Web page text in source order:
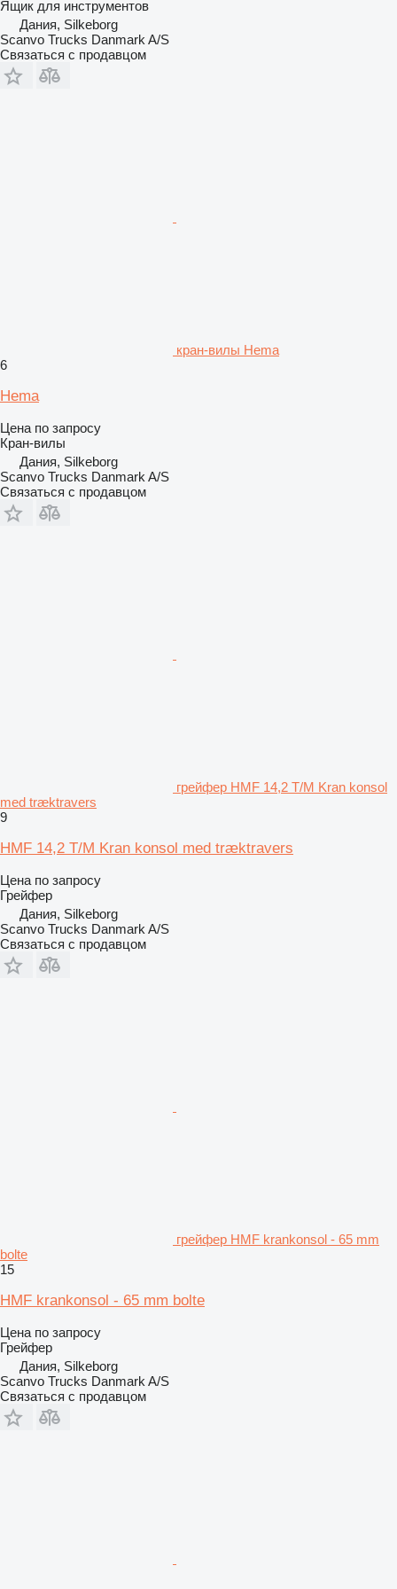
Ящик для инструментов
Дания, Silkeborg
Scanvo Trucks Danmark A/S
Связаться с продавцом
кран-вилы Hema
6
Hema
Цена по запросу
Кран-вилы
Дания, Silkeborg
Scanvo Trucks Danmark A/S
Связаться с продавцом
грейфер HMF 14,2 T/M Kran konsol
med træktravers
9
HMF 14,2 T/M Kran konsol med træktravers
Цена по запросу
Грейфер
Дания, Silkeborg
Scanvo Trucks Danmark A/S
Связаться с продавцом
грейфер HMF krankonsol - 65 mm
bolte
15
HMF krankonsol - 65 mm bolte
Цена по запросу
Грейфер
Дания, Silkeborg
Scanvo Trucks Danmark A/S
Связаться с продавцом